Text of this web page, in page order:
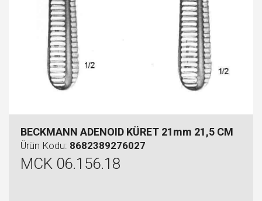
BECKMANN ADENOID KÜRET 21mm 21,5 CM
Ürün Kodu: 8682389276027
MCK 06.156.18